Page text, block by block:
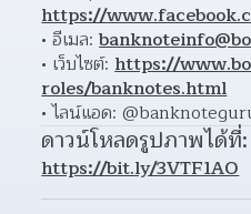
https://
อีเมล:
เว็บไซต์: https://
roles/banknotes.html
ไลน์แอด:
ดาวน์โหลดรูปภาพได้ที่:
https://bit.ly/3VTF1AO